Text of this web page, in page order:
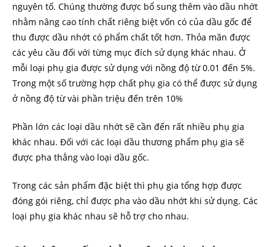
nguyên tố. Chúng thường được bổ sung thêm vào dầu nhớt
nhằm nâng cao tính chất riêng biệt vốn có của dầu gốc để
thu được dầu nhớt có phẩm chất tốt hơn. Thỏa mãn được
các yêu cầu đối với từng mục đích sử dụng khác nhau. Ở
mỗi loại phụ gia được sử dụng với nồng độ từ 0.01 đến 5%.
Trong một số trường hợp chất phụ gia có thể được sử dụng
ở nồng độ từ vài phần triệu đến trên 10%
Phần lớn các loại dầu nhớt sẽ cần đến rất nhiều phụ gia
khác nhau. Đối với các loại dầu thương phẩm phụ gia sẽ
được pha thẳng vào loại dầu gốc.
Trong các sản phẩm đặc biệt thì phụ gia tổng hợp được
đóng gói riêng, chỉ được pha vào dầu nhớt khi sử dụng. Các
loại phụ gia khác nhau sẽ hỗ trợ cho nhau.